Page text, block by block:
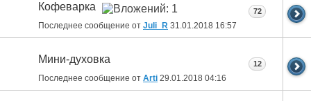
Кофеварка
Последнее сообщение от Juli_R 31.01.2018 16:57
72
Мини-духовка
Последнее сообщение от Arti 29.01.2018 04:16
12